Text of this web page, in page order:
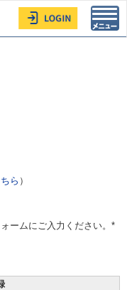
ら ）
ームにご入力ください。*